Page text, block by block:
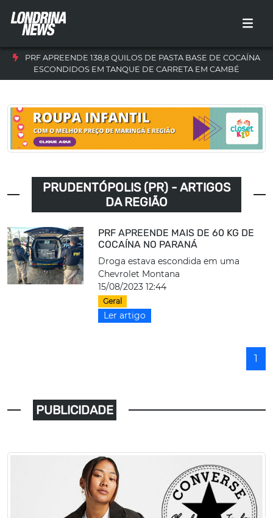
PRF APREENDE 138,8 QUILOS DE PASTA BASE DE COCAÍNA
ESCONDIDOS EM TANQUE DE CARRETA EM CAMBÉ
PRUDENTÓPOLIS (PR) - ARTIGOS
DA REGIÃO
PRF APREENDE MAIS DE 60 KG DE
COCAÍNA NO PARANÁ
Droga estava escondida em uma
Chevrolet Montana
15/08/2023 12:44
Geral
Ler artigo
1
PUBLICIDADE